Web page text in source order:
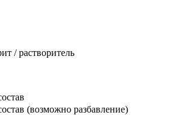
/ растворитель
(возможно разбавление)